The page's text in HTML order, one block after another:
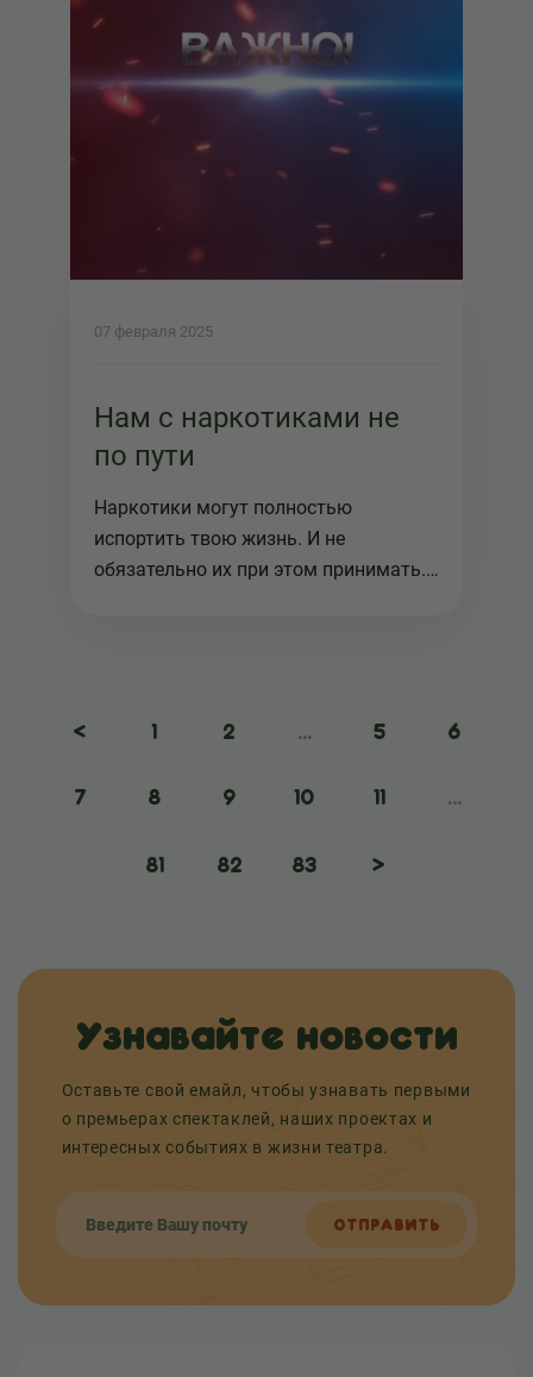
07 февраля 2025
Нам с наркотиками не
по пути
Наркотики могут полностью
испортить твою жизнь. И не
обязательно их при этом принимать.
< 1 2 ... 5 6
7 8 9 10 11 ...
81 82 83 >
Узнавайте новости
Оставьте свой емайл, чтобы узнавать первыми
о премьерах спектаклей, наших проектах и
интересных событиях в жизни театра.
ОТПРАВИТЬ